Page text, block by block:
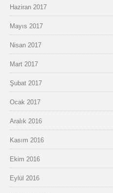
Haziran 2017
Mayıs 2017
Nisan 2017
Mart 2017
Şubat 2017
Ocak 2017
Aralık 2016
Kasım 2016
Ekim 2016
Eylül 2016